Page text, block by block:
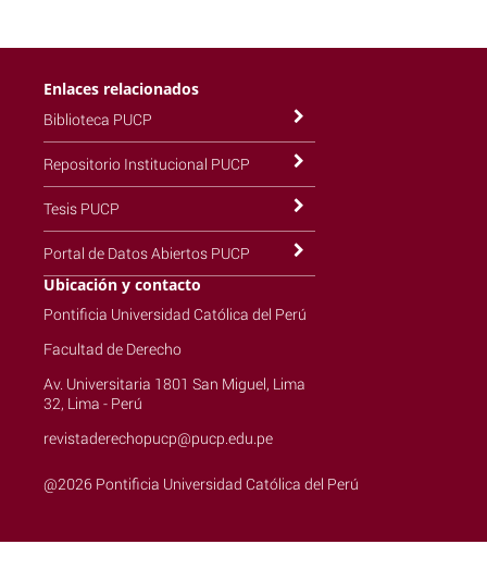
Enlaces relacionados
Biblioteca PUCP
Repositorio Institucional PUCP
Tesis PUCP
Portal de Datos Abiertos PUCP
Ubicación y contacto
Pontificia Universidad Católica del Perú
Facultad de Derecho
Av. Universitaria 1801 San Miguel, Lima
32, Lima - Perú
revistaderechopucp@pucp.edu.pe
@2026 Pontificia Universidad Católica del Perú